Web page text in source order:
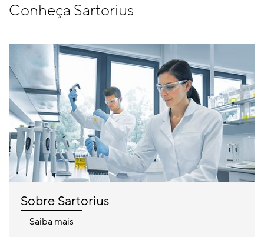
Conheça Sartorius
Sobre Sartorius
Saiba mais